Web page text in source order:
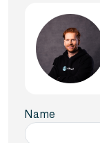
Name